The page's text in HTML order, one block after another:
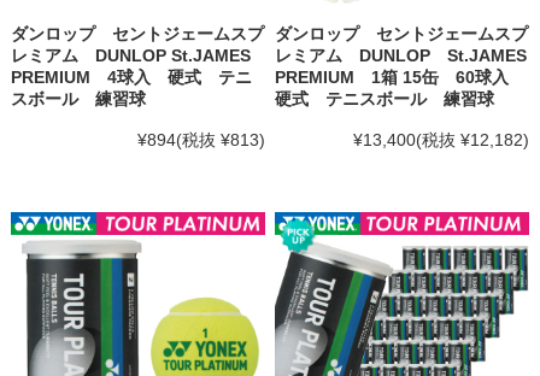
ダンロップ セントジェームスプ
レミアム DUNLOP St.JAMES
PREMIUM 4球入 硬式 テニ
スボール 練習球
¥894(税抜 ¥813)
ダンロップ セントジェームスプ
レミアム DUNLOP St.JAMES
PREMIUM 1箱 15缶 60球入
硬式 テニスボール 練習球
¥13,400(税抜 ¥12,182)